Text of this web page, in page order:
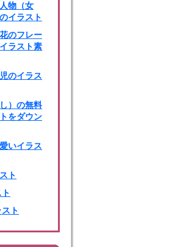
物（女
イラスト
のフレー
ラスト素
のイラス
）の無料
をダウン
いイラス
ト
ト